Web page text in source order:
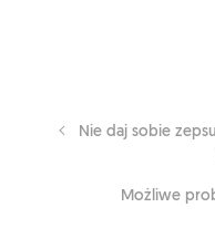
Nie daj sobie
Możliwe